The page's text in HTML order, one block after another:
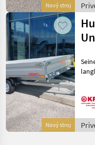
Nový stroj
Nový stroj
zu